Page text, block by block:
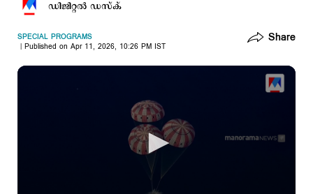
ഡിജിറ്റല്‍ ഡസ്ക്
SPECIAL PROGRAMS
Published on Apr 11, 2026, 10:26 PM IST
Share